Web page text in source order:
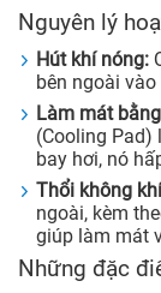
Nguyên lý
Hút khí nóng:
bên ngoài
Làm mát
(Cooling
bay hơi, nó
Thổi không
ngoài, kèm
giúp làm mát
Những đặc